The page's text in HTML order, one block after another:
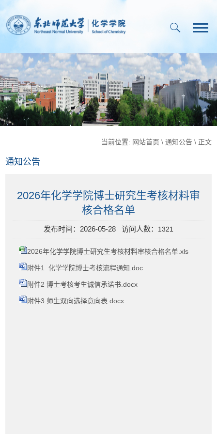
当前位置: 网站首页 \ 通知公告\ 正文
通知公告
2026年化学学院博士研究生考核材料审
核合格名单
发布时间：2026-05-28 访问人数： 1321
2026年化学学院博士研究生考核材料审核合格名单.xls
附件1 化学学院博士考核流程通知.doc
附件2 博士考核考生诚信承诺书.docx
附件3 师生双向选择意向表.docx